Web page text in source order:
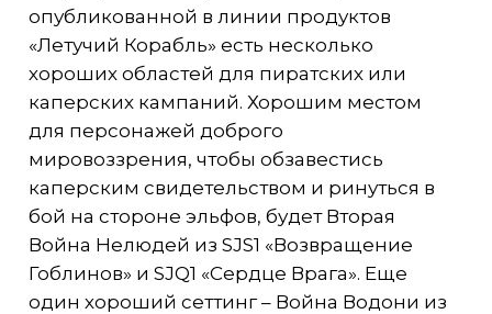
опубликованной в линии продуктов
«Летучий Корабль» есть несколько
хороших областей для пиратских или
каперских кампаний. Хорошим местом
для персонажей доброго
мировоззрения, чтобы обзавестись
каперским свидетельством и ринуться в
бой на стороне эльфов, будет Вторая
Война Нелюдей из SJS1 «Возвращение
Гоблинов» и SJQ1 «Сердце Врага». Еще
один хороший сеттинг – Война Водони из